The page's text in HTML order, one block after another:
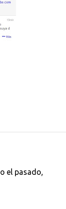
el pasado,